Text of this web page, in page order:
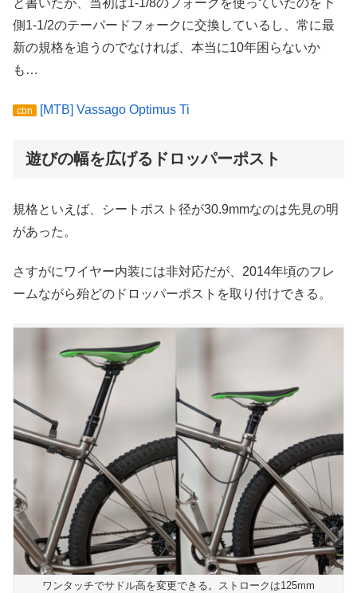
側1-1/2のテーパードフォークに交換しているし、常に最
新の規格を追うのでなければ、本当に10年困らないか
も…
cbn [MTB] Vassago Optimus Ti
遊びの幅を広げるドロッパーポスト
規格といえば、シートポスト径が30.9mmなのは先見の明
があった。
さすがにワイヤー内装には非対応だが、2014年頃のフレ
ームながら殆どのドロッパーポストを取り付けできる。
ワンタッチでサドル高を変更できる。ストロークは125mm